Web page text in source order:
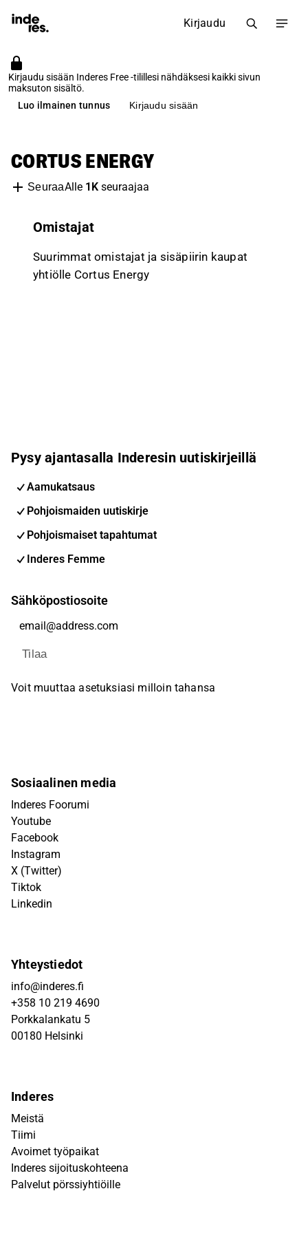
Kirjaudu
Kirjaudu sisään Inderes Free -tilillesi nähdäksesi kaikki sivun
maksuton sisältö.
Luo ilmainen tunnus
Kirjaudu sisään
CORTUS ENERGY
SeuraaAlle 1Kseuraajaa
Omistajat
Suurimmat omistajat ja sisäpiirin kaupat
yhtiölle Cortus Energy
Pysy ajantasalla Inderesin uutiskirjeillä
Aamukatsaus
Pohjoismaiden uutiskirje
Pohjoismaiset tapahtumat
Inderes Femme
Sähköpostiosoite
Tilaa
Voit muuttaa asetuksiasi milloin tahansa
Sosiaalinen media
Inderes Foorumi
Youtube
Facebook
Instagram
X (Twitter)
Tiktok
Linkedin
Yhteystiedot
info@inderes.fi
+358 10 219 4690
Porkkalankatu 5
00180 Helsinki
Inderes
Meistä
Tiimi
Avoimet työpaikat
Inderes sijoituskohteena
Palvelut pörssiyhtiöille